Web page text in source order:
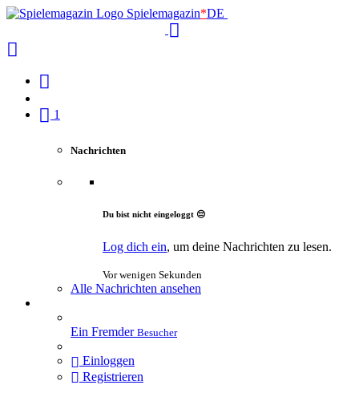
Spielemagazin*DE
1
Nachrichten
Du bist nicht eingeloggt 😔
Log dich ein, um deine Nachrichten zu lesen.
Vor wenigen Sekunden
Alle Nachrichten ansehen
Ein Fremder Besucher
Einloggen
Registrieren